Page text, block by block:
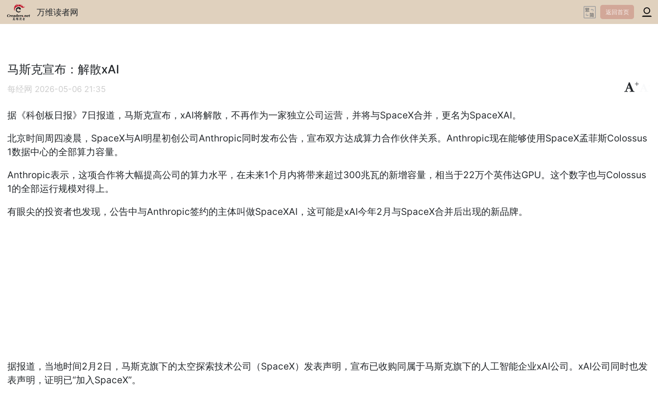
万维读者网 返回首页
马斯克宣布：解散xAI
每经网 2026-05-06 21:35
+
据《科创板日报》7日报道，马斯克宣布，xAI将解散，不再作为一家独立公司运营，并将与SpaceX合并，更名为SpaceXAI。
北京时间周四凌晨，SpaceX与AI明星初创公司Anthropic同时发布公告，宣布双方达成算力合作伙伴关系。Anthropic现在能够使用SpaceX孟菲斯Colossus
1数据中心的全部算力容量。
Anthropic表示，这项合作将大幅提高公司的算力水平，在未来1个月内将带来超过300兆瓦的新增容量，相当于22万个英伟达GPU。这个数字也与Colossus
1的全部运行规模对得上。
有眼尖的投资者也发现，公告中与Anthropic签约的主体叫做SpaceXAI，这可能是xAI今年2月与SpaceX合并后出现的新品牌。
据报道，当地时间2月2日，马斯克旗下的太空探索技术公司（SpaceX）发表声明，宣布已收购同属于马斯克旗下的人工智能企业xAI公司。xAI公司同时也发
表声明，证明已“加入SpaceX”。